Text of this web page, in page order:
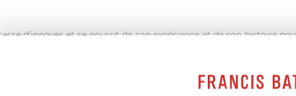
d’innover et se nourrit de son expérience et de son histoire
les jours ou lors de barbecue dans votre jardin.
suit une ligne directrice professionnelle et passionnée,